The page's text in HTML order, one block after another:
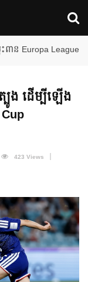
ពាន Europa League
ង ដើម្បីឡើង
423 Views